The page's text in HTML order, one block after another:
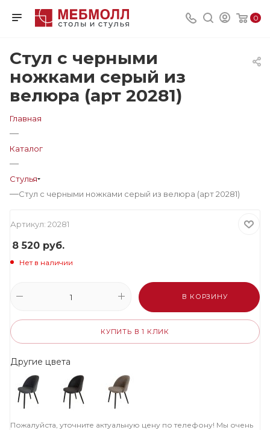
0
Стул с черными
ножками серый из
велюра (арт 20281)
Главная
—
Каталог
—
Стулья
—Стул с черными ножками серый из велюра (арт 20281)
Артикул: 20281
8 520 руб.
Нет в наличии
В КОРЗИНУ
КУПИТЬ В 1 КЛИК
Другие цвета
Пожалуйста, уточните актуальную цену по телефону! Мы очень